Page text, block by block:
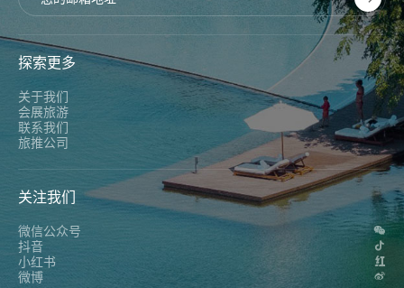
探索更多
关于我们
会展旅游
联系我们
旅推公司
关注我们
微信公众号
抖音
小红书
微博